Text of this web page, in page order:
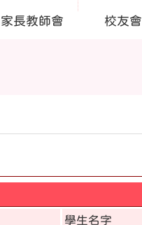
家長教師會 校友會
學生名字